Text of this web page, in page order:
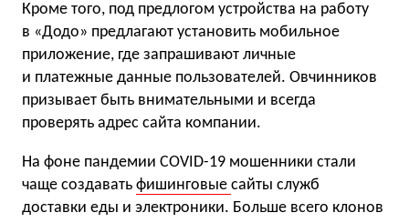
Кроме того, под предлогом устройства на работу
в «Додо» предлагают установить мобильное
приложение, где запрашивают личные
и платежные данные пользователей. Овчинников
призывает быть внимательными и всегда
проверять адрес сайта компании.
На фоне пандемии COVID-19 мошенники стали
чаще создавать фишинговые сайты служб
доставки еды и электроники. Больше всего клонов